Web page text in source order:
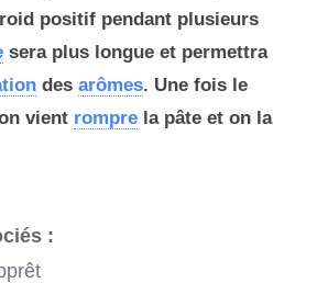
positif pendant plusieurs
sera plus longue et permettra
des arômes. Une fois le
vient rompre la pâte et on la
: